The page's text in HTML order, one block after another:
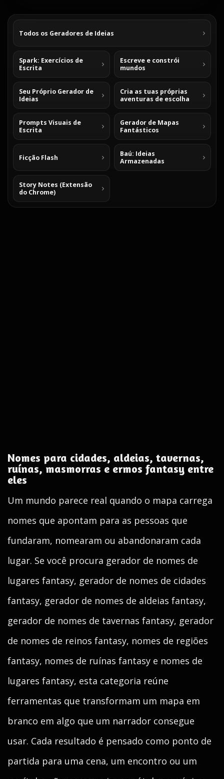
Todos os Geradores de Ideias
Spark: Exercícios de
Escrita
Escreve e constrói
mundos
Seu Próprio Gerador de
Ideias
Cria as tuas próprias
aventuras de escolha
Prompts Visuais de
Escrita
Gerador de Mapas
Fantásticos
Ficção Flash
Baú: Ideias
Armazenadas
Story Notes (Extensão
do Chrome)
Nomes para cidades, aldeias, tavernas,
ruínas, masmorras e ermos fantasy entre
eles
Um mundo parece real quando o mapa carrega
nomes que apontam para as pessoas que
fundaram, nomearam ou abandonaram cada
lugar. Se você procura gerador de nomes de
lugares fantasy, gerador de nomes de cidades
fantasy, gerador de nomes de aldeias fantasy,
gerador de nomes de tavernas fantasy, gerador
de nomes de reinos fantasy, nomes de regiões
fantasy, nomes de ruínas fantasy e nomes de
lugares fantasy, esta categoria reúne
ferramentas que transformam um mapa em
branco em algo que um narrador consegue
usar. Cada resultado é pensado como ponto de
partida para uma cena, um encontro ou um